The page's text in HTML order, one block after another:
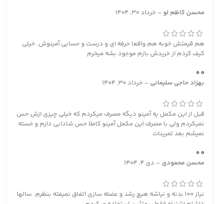
محسن کاظم لو – خرداد 30, 1404
هم قیمتش خوبه هم واقعا حرفه ای و درست و حسابی آمینوش. خیلی
کیف کردم از خریدش بازم موجود بشه میخرم
0
0
بهزاد حاجی سلیمانی – خرداد 30, 1404
قبل از این مکمل یه آمینو دیگه مصرف میکردم که خیلی چیزی ازش حس
نمیکردم ولی با مصرف این مکمل آمینو کاملا حس شادابی دارم و خسته
نمیشم بعد تمرینات
0
0
محسن محمودی – دی 4, 1404
نیاز 100 بدنه و نیاشه هیچ رشد و عضله سازی اتفاق نمیفته بنظرم. سالها